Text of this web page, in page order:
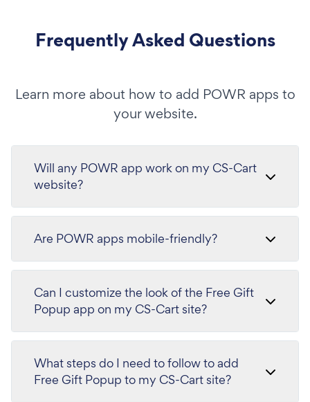
Frequently Asked Questions
Learn more about how to add POWR apps to
your website.
Will any POWR app work on my CS-Cart
website?
Are POWR apps mobile-friendly?
Can I customize the look of the Free Gift
Popup app on my CS-Cart site?
What steps do I need to follow to add
Free Gift Popup to my CS-Cart site?